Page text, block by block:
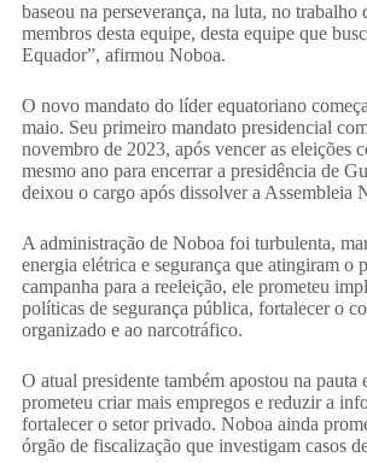
baseou na perseverança, na luta, no trabalho
membros desta equipe, desta equipe que
Equador”, afirmou Noboa.
O novo mandato do líder equatoriano
maio. Seu primeiro mandato presidencial
novembro de 2023, após vencer as eleições
mesmo ano para encerrar a presidência de
deixou o cargo após dissolver a Assembleia
A administração de Noboa foi turbulenta,
energia elétrica e segurança que atingiram o
campanha para a reeleição, ele prometeu
políticas de segurança pública, fortalecer o
organizado e ao narcotráfico.
O atual presidente também apostou na pauta
prometeu criar mais empregos e reduzir a
fortalecer o setor privado. Noboa ainda
órgão de fiscalização que investigam casos